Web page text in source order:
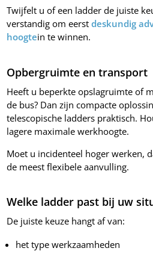
Twijfelt u of een ladder de juiste
verstandig om eerstdeskundig
hoogtein te winnen.
Opbergruimte en transport
Heeft u beperkte opslagruimte of
de bus? Dan zijn compacte
telescopische ladders praktisch.
lagere maximale werkhoogte.
Moet u incidenteel hoger werken,
de meest flexibele aanvulling.
Welke ladder past bij uw
De juiste keuze hangt af van:
het type werkzaamheden